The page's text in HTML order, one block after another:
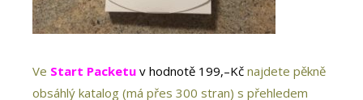
Ve Start Packetuv hodnotě 199,–Kčnajdete pěkně
obsáhlý katalog (má přes 300 stran) s přehledem